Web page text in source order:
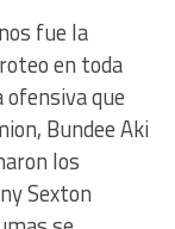
fue la
en toda
que
Bundee Aki
los
Sexton